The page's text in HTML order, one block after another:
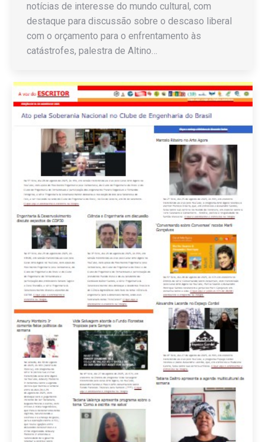
notícias de interesse do mundo cultural, com
destaque para discussão sobre o descaso liberal
com o orçamento para o enfrentamento às
catástrofes, palestra de Altino…